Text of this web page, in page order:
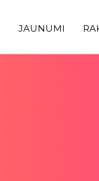
JAUNUMI